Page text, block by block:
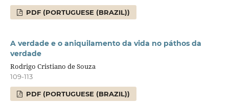
PDF (PORTUGUESE (BRAZIL))
A verdade e o aniquilamento da vida no páthos da
verdade
Rodrigo Cristiano de Souza
109-113
PDF (PORTUGUESE (BRAZIL))